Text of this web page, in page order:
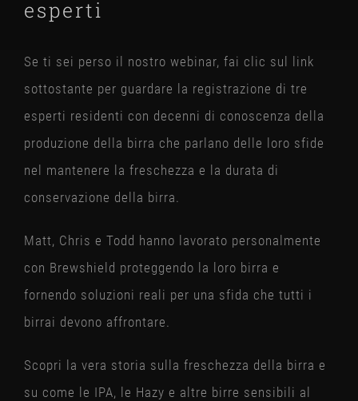
esperti
Se ti sei perso il nostro webinar, fai clic sul link
sottostante per guardare la registrazione di tre
esperti residenti con decenni di conoscenza della
produzione della birra che parlano delle loro sfide
nel mantenere la freschezza e la durata di
conservazione della birra.
Matt, Chris e Todd hanno lavorato personalmente
con Brewshield proteggendo la loro birra e
fornendo soluzioni reali per una sfida che tutti i
birrai devono affrontare.
Scopri la vera storia sulla freschezza della birra e
su come le IPA, le Hazy e altre birre sensibili al